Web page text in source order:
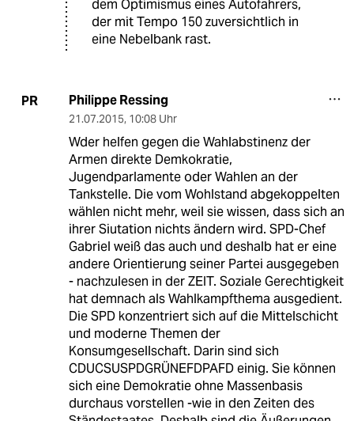
dem Optimismus eines Autofahrers,
der mit Tempo 150 zuversichtlich in
eine Nebelbank rast.
PR Philippe Ressing
21.07.2015, 10:08 Uhr
Wder helfen gegen die Wahlabstinenz der
Armen direkte Demkokratie,
Jugendparlamente oder Wahlen an der
Tankstelle. Die vom Wohlstand abgekoppelten
wählen nicht mehr, weil sie wissen, dass sich an
ihrer Siutation nichts ändern wird. SPD-Chef
Gabriel weiß das auch und deshalb hat er eine
andere Orientierung seiner Partei ausgegeben
- nachzulesen in der ZEIT. Soziale Gerechtigkeit
hat demnach als Wahlkampfthema ausgedient.
Die SPD konzentriert sich auf die Mittelschicht
und moderne Themen der
Konsumgesellschaft. Darin sind sich
CDUCSUSPDGRÜNEFDPAFD einig. Sie können
sich eine Demokratie ohne Massenbasis
durchaus vorstellen -wie in den Zeiten des